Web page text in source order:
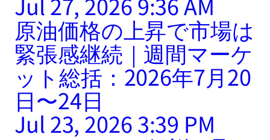
原油価格の上昇で市場は
緊張感継続｜週間マーケ
ット総括：2026年7月20
日〜24日
Jul 23, 2026 3:39 PM